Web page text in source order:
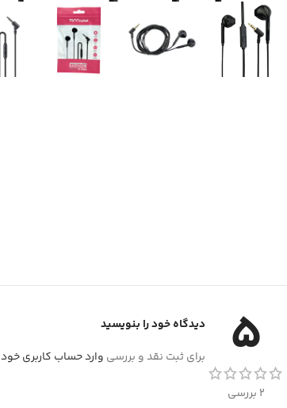
5
2 بررسی
دیدگاه خود را بنویسید
برای ثبت نقد و بررسی وارد حساب کاربری خود